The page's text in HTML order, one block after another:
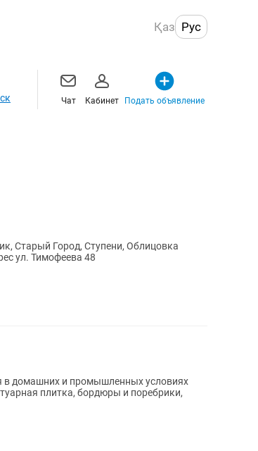
Қаз Рус
Чат Кабинет Подать объявление
Старый Город, Ступени, Облицовка
ул. Тимофеева 48
в домашних и промышленных условиях
плитка, бордюры и поребрики,